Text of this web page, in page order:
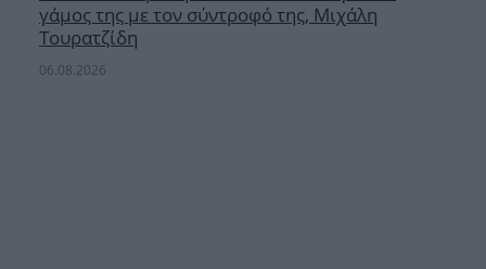
γάμος της με τον σύντροφό της, Μιχάλη
Τουρατζίδη
06.08.2026